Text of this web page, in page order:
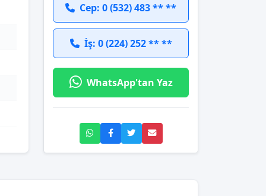
Cep: 0 (532) 483 ** **
İş: 0 (224) 252 ** **
WhatsApp'tan Yaz